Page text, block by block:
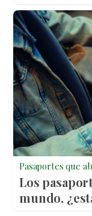
Pasaportes que
Los
mundo,